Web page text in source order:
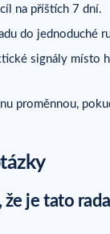
na příštích 7 dní.
do jednoduché
signály místo
proměnnou,
že je tato